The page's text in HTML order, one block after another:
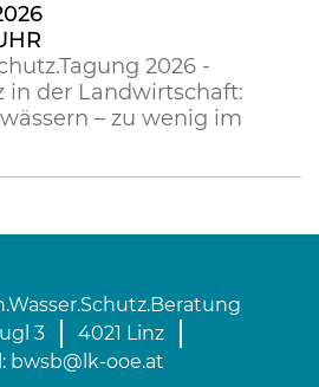
2026 -
in der Landwirtschaft:
– zu wenig im
3
4021 Linz
bwsb@lk-ooe.at